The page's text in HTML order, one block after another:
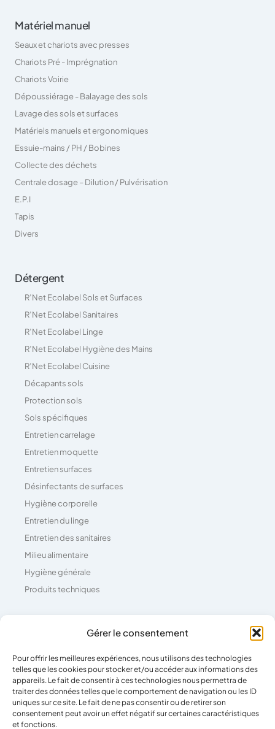
Gérer le consentement
Pour offrir les meilleures expériences, nous utilisons des technologies
telles que les cookies pour stocker et/ou accéder aux informations des
appareils. Le fait de consentir à ces technologies nous permettra de
traiter des données telles que le comportement de navigation ou les ID
uniques sur ce site. Le fait de ne pas consentir ou de retirer son
consentement peut avoir un effet négatif sur certaines caractéristiques
et fonctions.
04 73 26 81 71
39 Rue Pierre Boulanger,
63100 Clermont-Ferrand
Matériel manuel
Seaux et chariots avec presses
Chariots Pré - Imprégnation
Chariots Voirie
Dépoussiérage - Balayage des sols
Lavage des sols et surfaces
Matériels manuels et ergonomiques
Essuie-mains / PH / Bobines
Collecte des déchets
Centrale dosage – Dilution / Pulvérisation
E.P.I
Tapis
Divers
Détergent
R’Net Ecolabel Sols et Surfaces
R’Net Ecolabel Sanitaires
R’Net Ecolabel Linge
R’Net Ecolabel Hygiène des Mains
R’Net Ecolabel Cuisine
Décapants sols
Protection sols
Sols spécifiques
Entretien carrelage
Entretien moquette
Entretien surfaces
Désinfectants de surfaces
Hygiène corporelle
Entretien du linge
Entretien des sanitaires
Milieu alimentaire
Hygiène générale
Produits techniques